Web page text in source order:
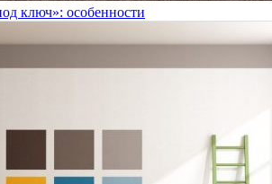
ключ»: особенности